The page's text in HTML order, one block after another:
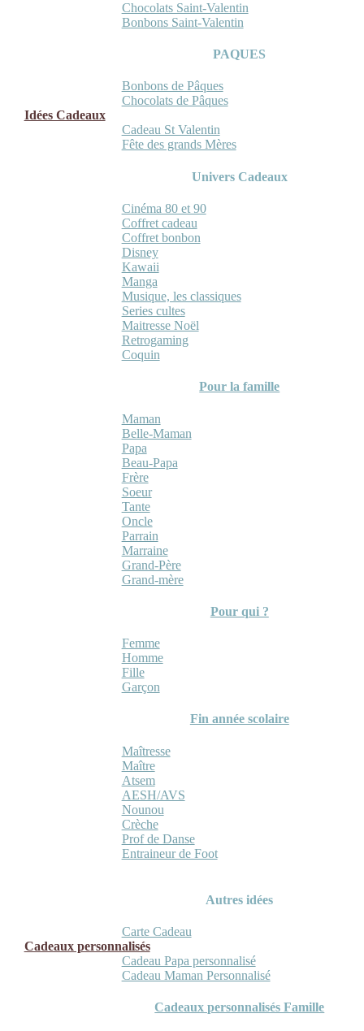
Chocolats Saint-Valentin
Bonbons Saint-Valentin
PAQUES
Bonbons de Pâques
Chocolats de Pâques
Idées Cadeaux
Cadeau St Valentin
Fête des grands Mères
Univers Cadeaux
Cinéma 80 et 90
Coffret cadeau
Coffret bonbon
Disney
Kawaii
Manga
Musique, les classiques
Series cultes
Maitresse Noël
Retrogaming
Coquin
Pour la famille
Maman
Belle-Maman
Papa
Beau-Papa
Frère
Soeur
Tante
Oncle
Parrain
Marraine
Grand-Père
Grand-mère
Pour qui ?
Femme
Homme
Fille
Garçon
Fin année scolaire
Maîtresse
Maître
Atsem
AESH/AVS
Nounou
Crèche
Prof de Danse
Entraineur de Foot
Autres idées
Carte Cadeau
Cadeaux personnalisés
Cadeau Papa personnalisé
Cadeau Maman Personnalisé
Cadeaux personnalisés Famille